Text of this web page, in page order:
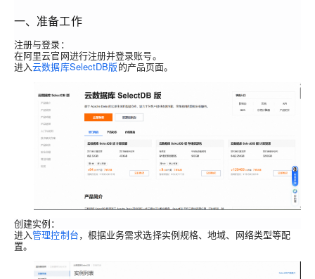
一、准备工作
注册与登录：
在阿里云官网进行注册并登录账号。
进入云数据库SelectDB版的产品页面。
创建实例：
进入管理控制台，根据业务需求选择实例规格、地域、网络类型等配
置。